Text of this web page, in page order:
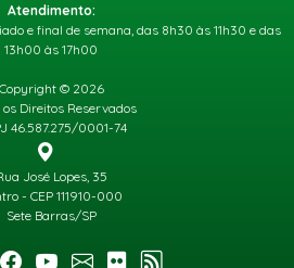
Atendimento:
e final de semana, das 8h30 às 11h30 e das
13h00 às 17h00
Copyright © 2026
os Direitos Reservados
46.587.275/0001-74
José Lopes, 35
- CEP 111910-000
Sete Barras/SP